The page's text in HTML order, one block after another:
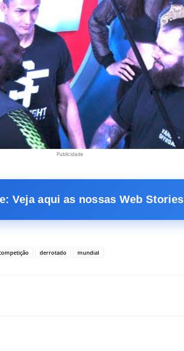
Publicidade
Veja aqui as nossas Web Stories
derrotado mundial